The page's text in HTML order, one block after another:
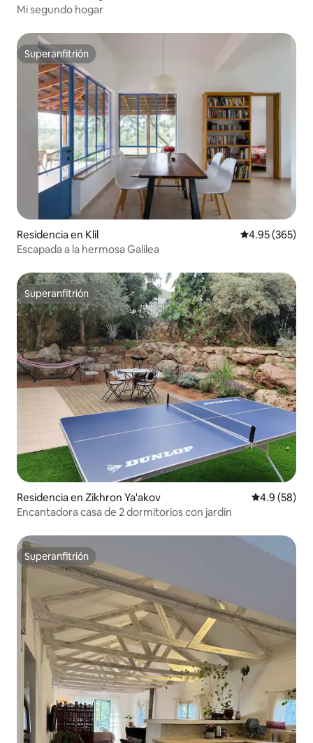
Mi segundo hogar
Superanfitrión
Superanfitrión
Residencia en Klil Calificación
4.95 (365)
Escapada a la hermosa Galilea
Superanfitrión
Superanfitrión
Residencia en Zikhron Ya'akov Calificación
4.9 (58)
Encantadora casa de 2 dormitorios con jardín
Superanfitrión
Superanfitrión